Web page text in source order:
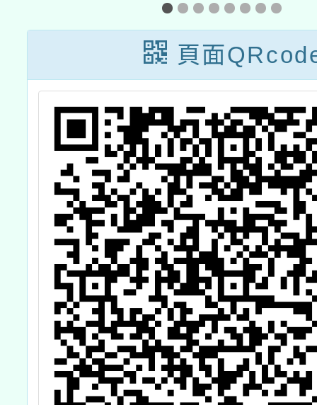
主題舉
畫徵
頁面